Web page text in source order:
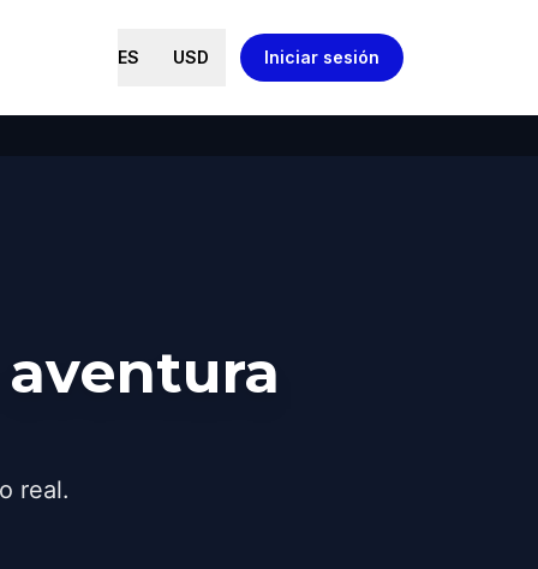
ES USD Iniciar sesión
real.